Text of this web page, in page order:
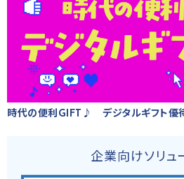
時代の便利GIFT♪ デジタルギフト優
企業向けソリュ